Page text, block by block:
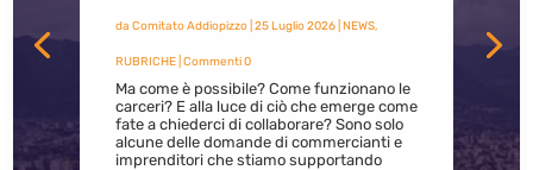
da Comitato Addiopizzo| 25 Luglio 2026| NEWS,
RUBRICHE| Commenti 0
Ma come è possibile? Come funzionano le
carceri? E alla luce di ciò che emerge come
fate a chiederci di collaborare? Sono solo
alcune delle domande di commercianti e
imprenditori che stiamo supportando